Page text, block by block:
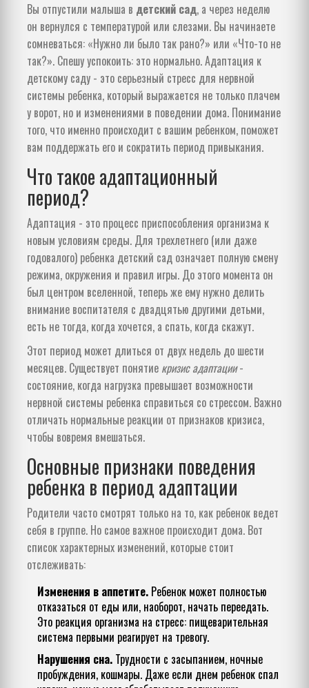
Вы отпустили малыша в детский сад, а через неделю
он вернулся с температурой или слезами. Вы начинаете
сомневаться: «Нужно ли было так рано?» или «Что-то не
так?». Спешу успокоить: это нормально.Адаптация к
детскому саду - это серьезный стресс для нервной
системы ребенка, который выражается не только плачем
у ворот, но и изменениями в поведении дома. Понимание
того, что именно происходит с вашим ребенком, поможет
вам поддержать его и сократить период привыкания.
Что такое адаптационный
период?
Адаптация - это процесс приспособления организма к
новым условиям среды. Для трехлетнего (или даже
годовалого) ребенка детский сад означает полную смену
режима, окружения и правил игры. До этого момента он
был центром вселенной, теперь же ему нужно делить
внимание воспитателя с двадцятью другими детьми,
есть не тогда, когда хочется, а спать, когда скажут.
Этот период может длиться от двух недель до шести
месяцев. Существует понятие кризис адаптации-
состояние, когда нагрузка превышает возможности
нервной системы ребенка справиться со стрессом. Важно
отличать нормальные реакции от признаков кризиса,
чтобы вовремя вмешаться.
Основные признаки поведения
ребенка в период адаптации
Родители часто смотрят только на то, как ребенок ведет
себя в группе. Но самое важное происходит дома. Вот
список характерных изменений, которые стоит
отслеживать:
Изменения в аппетите. Ребенок может полностью
отказаться от еды или, наоборот, начать переедать.
Это реакция организма на стресс: пищеварительная
система первыми реагирует на тревогу.
Нарушения сна. Трудности с засыпанием, ночные
пробуждения, кошмары. Даже если днем ребенок спал